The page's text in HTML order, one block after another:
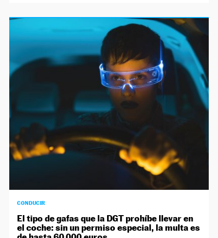
CONDUCIR
El tipo de gafas que la DGT prohíbe llevar en
el coche: sin un permiso especial, la multa es